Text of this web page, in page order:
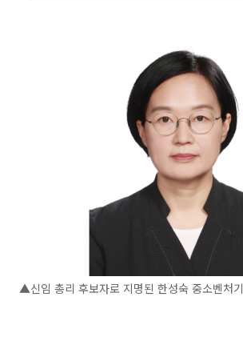
▲신임 총리 후보자로 지명된 한성숙 중소벤처